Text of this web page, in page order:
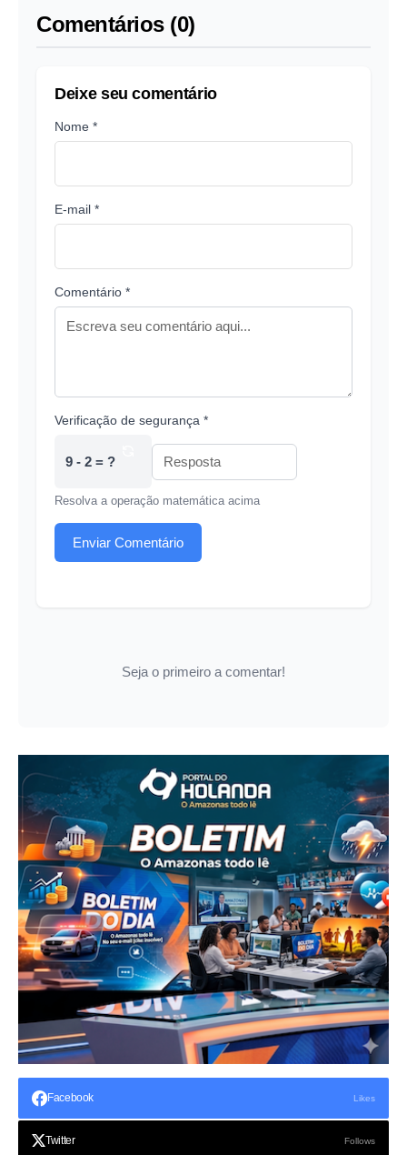
Comentários (0)
Deixe seu comentário
Nome *
E-mail *
Comentário *
Verificação de segurança *
9 - 2 = ?
Resolva a operação matemática acima
Enviar Comentário
Seja o primeiro a comentar!
Facebook Likes
Twitter Follows